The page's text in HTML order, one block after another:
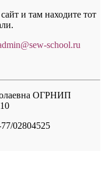
и там находите тот
dmin@sew-school.ru
ОГРНИП
02804525